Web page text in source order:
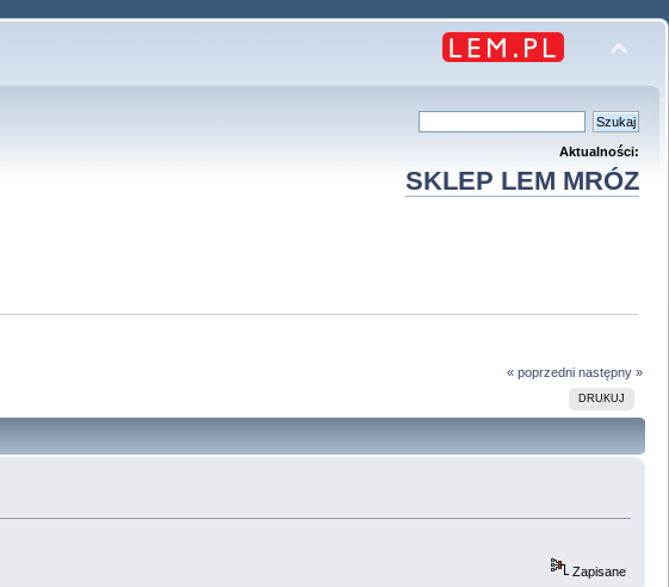
Aktualności:
SKLEP LEM MRÓZ
« poprzedni następny »
DRUKUJ
Zapisane